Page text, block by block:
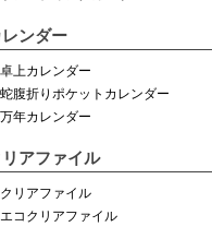
レンダー
卓上カレンダー
蛇腹折りポケットカレンダー
万年カレンダー
リアファイル
クリアファイル
エコクリアファイル